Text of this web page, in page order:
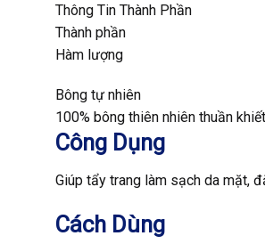
Thông Tin Thành Phần
Thành phần
Hàm lượng
Bông tự nhiên
100% bông thiên nhiên thuần
Công Dụng
Giúp tẩy trang làm sạch da mặt,
Cách Dùng